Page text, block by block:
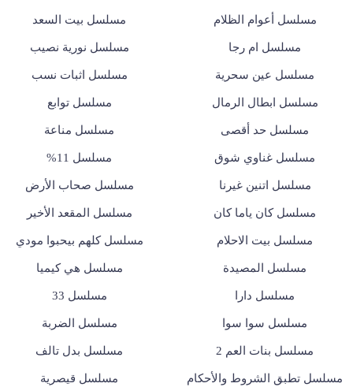
مسلسل أعوام الظلام مسلسل بيت السعد
مسلسل ام رجا مسلسل نورية نصيب
مسلسل عين سحرية مسلسل اثبات نسب
مسلسل ابطال الرمال مسلسل توابع
مسلسل حد أقصى مسلسل مناعة
مسلسل غناوي شوق مسلسل 11%
مسلسل اتنين غيرنا مسلسل صحاب الأرض
مسلسل كان ياما كان مسلسل المقعد الأخير
مسلسل بيت الاحلام مسلسل كلهم بيحبوا مودي
مسلسل المصيدة مسلسل هي كيميا
مسلسل دارا مسلسل 33
مسلسل سوا سوا مسلسل الضربة
مسلسل بنات العم 2 مسلسل بدل تالف
مسلسل تطبق الشروط والأحكام مسلسل قيصرية